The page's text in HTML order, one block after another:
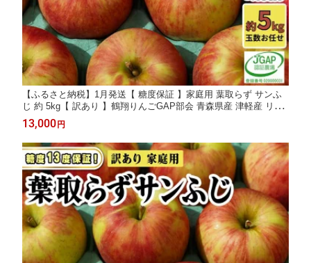
【ふるさと納税】1月発送【 糖度保証 】家庭用 葉取らず サンふ
じ 約 5kg【 訳あり 】鶴翔りんごGAP部会 青森県産 津軽産 リン
ゴ 林檎 果物 フルーツ デザート 甘味 お届け：2027年1月10日～
2027年1月25日
13,000円